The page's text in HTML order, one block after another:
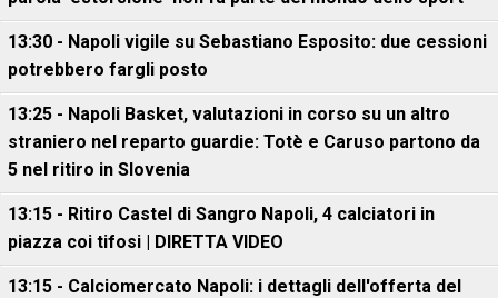
13:30 - Napoli vigile su Sebastiano Esposito: due cessioni
potrebbero fargli posto
13:25 - Napoli Basket, valutazioni in corso su un altro
straniero nel reparto guardie: Totè e Caruso partono da
5 nel ritiro in Slovenia
13:15 - Ritiro Castel di Sangro Napoli, 4 calciatori in
piazza coi tifosi | DIRETTA VIDEO
13:15 - Calciomercato Napoli: i dettagli dell'offerta del